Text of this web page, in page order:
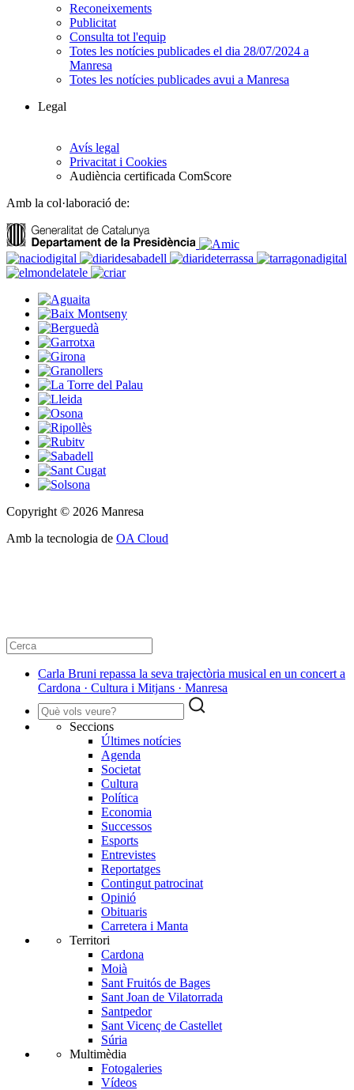
Reconeixements
Publicitat
Consulta tot l'equip
Totes les notícies publicades el dia 28/07/2024 a
Manresa
Totes les notícies publicades avui a Manresa
Legal
Avís legal
Privacitat i Cookies
Audiència certificada ComScore
Amb la col·laboració de:
Copyright © 2026 Manresa
Amb la tecnologia de OA Cloud
Carla Bruni repassa la seva trajectòria musical en un concert a
Cardona · Cultura i Mitjans · Manresa
Seccions
Últimes notícies
Agenda
Societat
Cultura
Política
Economia
Successos
Esports
Entrevistes
Reportatges
Contingut patrocinat
Opinió
Obituaris
Carretera i Manta
Territori
Cardona
Moià
Sant Fruitós de Bages
Sant Joan de Vilatorrada
Santpedor
Sant Vicenç de Castellet
Súria
Multimèdia
Fotogaleries
Vídeos